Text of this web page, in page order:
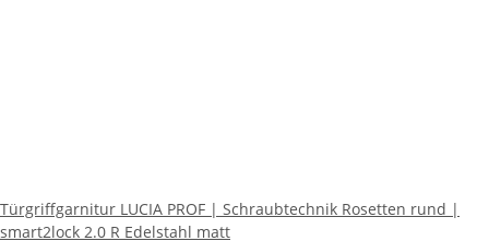
Türgriffgarnitur LUCIA PROF | Schraubtechnik Rosetten rund |
smart2lock 2.0 R Edelstahl matt